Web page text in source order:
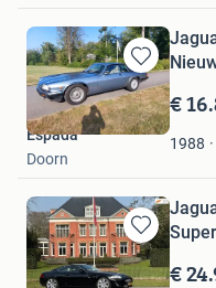
Bewaren
in
Mijn
Favorieten
Jaguar
€
1988
Espada
Doorn
Bewaren
in
€